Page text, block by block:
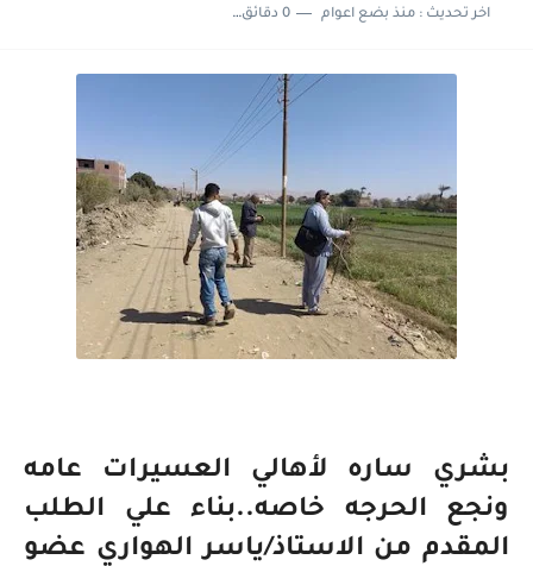
اخر تحديث :منذ بضع اعوام 0 دقائق للقراءة
بشري ساره لأهالي العسيرات عامه
ونجع الحرجه خاصه..بناء علي الطلب
المقدم من الاستاذ/ياسر الهواري عضو